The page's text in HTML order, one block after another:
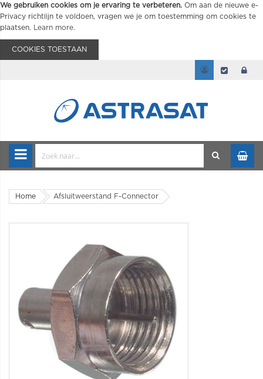
We gebruiken cookies om je ervaring te verbeteren. Om aan de nieuwe e-
Privacy richtlijn te voldoen, vragen we je om toestemming om cookies te
plaatsen.
Learn more.
COOKIES TOESTAAN
Home Afsluitweerstand F-Connector